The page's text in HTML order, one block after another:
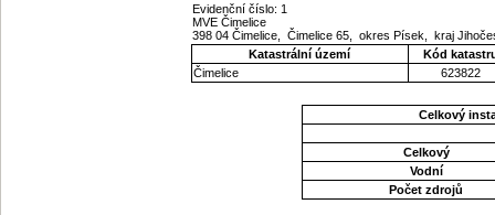
Evidenční číslo: 1
MVE Čimelice
398 04 Čimelice, Čimelice 65, okres Písek, kraj
Katastrální území
Kód
Čimelice
623822
Celkový
Celkový
Vodní
Počet zdrojů